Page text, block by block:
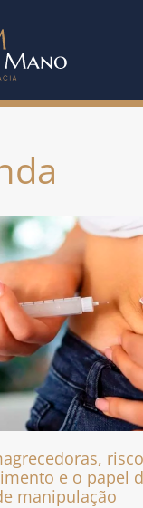
e o papel
manipulação